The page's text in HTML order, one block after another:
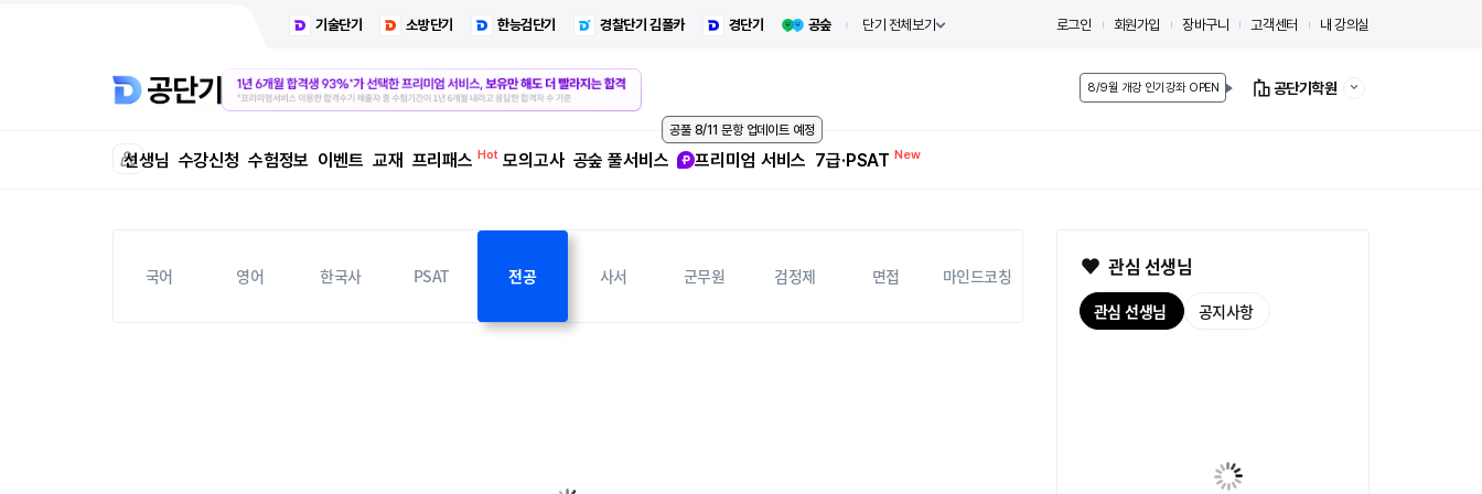
기술단기 소방단기 한능검단기 경찰단기 김폴카 경단기 공숲 단기 전체보기 로그인 회원가입 장바구니 고객센터 내 강의실
8/9월 개강 인기강좌 OPEN 공단기학원
선생님 수강신청 수험정보 이벤트 교재 프리패스 모의고사 공숲 풀서비스 프리미엄 서비스
공풀 8/11 문항 업데이트 예정
7급·PSAT
국어 영어 한국사 PSAT 전공 사서 군무원 검정제 면접 마인드코칭 관심 선생님
관심 선생님 공지사항